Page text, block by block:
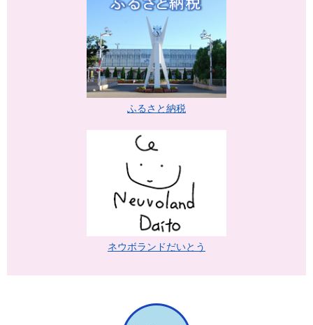
ふるさと納税
ネウボランドだいとう